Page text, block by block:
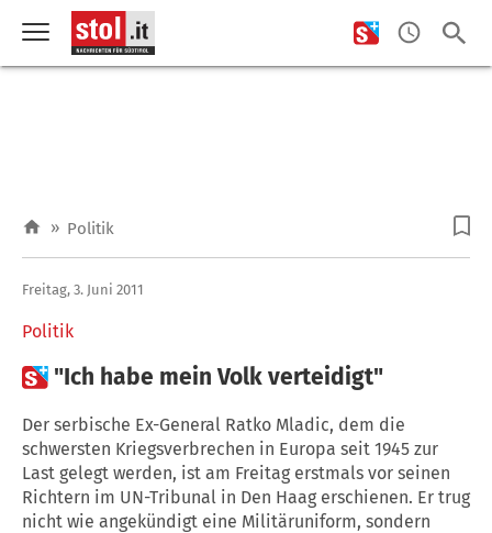
» Politik
Politik
Freitag, 3. Juni 2011
 "Ich habe mein Volk verteidigt"
Der serbische Ex-General Ratko Mladic, dem die
schwersten Kriegsverbrechen in Europa seit 1945 zur
Last gelegt werden, ist am Freitag erstmals vor seinen
Richtern im UN-Tribunal in Den Haag erschienen. Er trug
nicht wie angekündigt eine Militäruniform, sondern